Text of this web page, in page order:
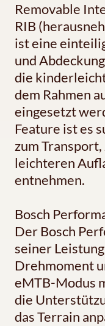
Removable
RIB
ist eine
und
die
dem Rahmen
eingesetzt
Feature ist es
zum
leichteren
entnehmen.
Bosch
Der Bosch
seiner
Drehmoment
eMTB-Modus
die
das Terrain